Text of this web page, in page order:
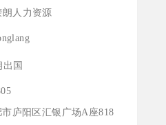
朗人力资源
出国
庐阳区汇银广场A座818